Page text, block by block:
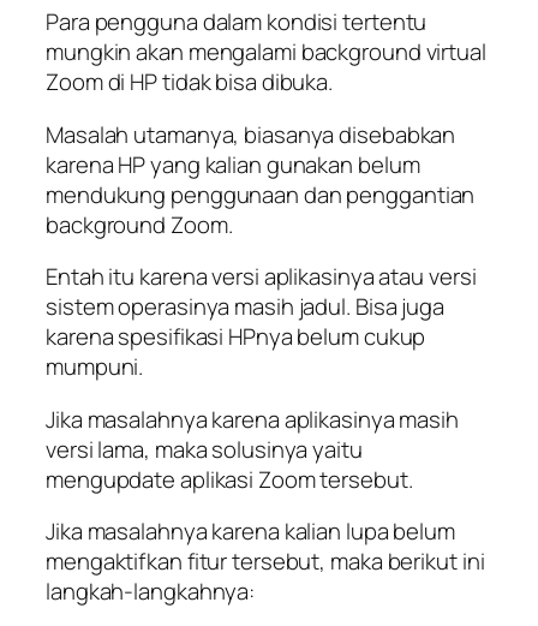
Para pengguna dalam kondisi tertentu
mungkin akan mengalami background virtual
Zoom di HP tidak bisa dibuka.
Masalah utamanya, biasanya disebabkan
karena HP yang kalian gunakan belum
mendukung penggunaan dan penggantian
background Zoom.
Entah itu karena versi aplikasinya atau versi
sistem operasinya masih jadul. Bisa juga
karena spesifikasi HPnya belum cukup
mumpuni.
Jika masalahnya karena aplikasinya masih
versi lama, maka solusinya yaitu
mengupdate aplikasi Zoom tersebut.
Jika masalahnya karena kalian lupa belum
mengaktifkan fitur tersebut, maka berikut ini
langkah-langkahnya: